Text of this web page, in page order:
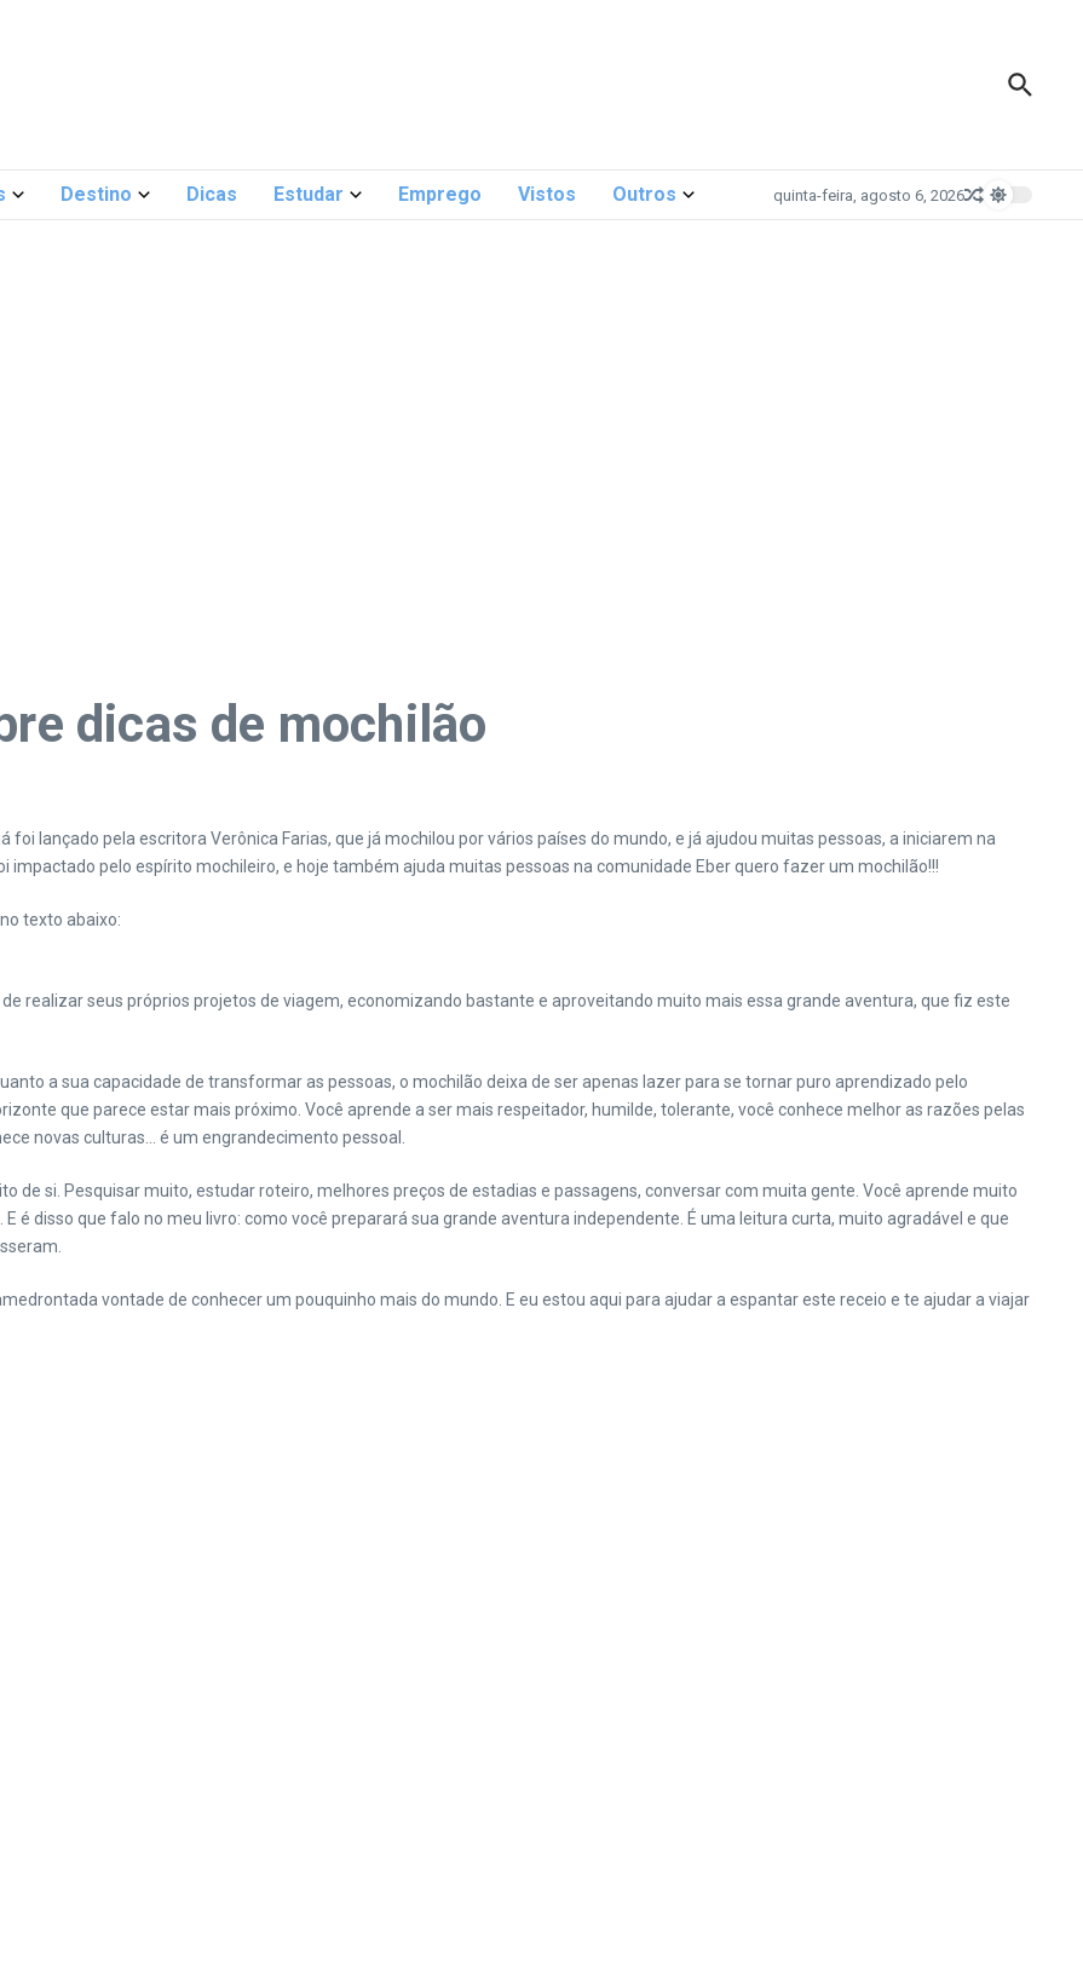
Destino Dicas Estudar Emprego Vistos Outros quinta-feira, agosto 6, 2026
dicas de mochilão
foi lançado pela escritora Verônica Farias, que já mochilou por vários países do mundo, e já ajudou muitas pessoas, a iniciarem na
impactado pelo espírito mochileiro, e hoje também ajuda muitas pessoas na comunidade Eber quero fazer um mochilão!!!
texto abaixo:
realizar seus próprios projetos de viagem, economizando bastante e aproveitando muito mais essa grande aventura, que fiz este
a sua capacidade de transformar as pessoas, o mochilão deixa de ser apenas lazer para se tornar puro aprendizado pelo
que parece estar mais próximo. Você aprende a ser mais respeitador, humilde, tolerante, você conhece melhor as razões pelas
novas culturas… é um engrandecimento pessoal.
de si. Pesquisar muito, estudar roteiro, melhores preços de estadias e passagens, conversar com muita gente. Você aprende muito
é disso que falo no meu livro: como você preparará sua grande aventura independente. É uma leitura curta, muito agradável e que
vontade de conhecer um pouquinho mais do mundo. E eu estou aqui para ajudar a espantar este receio e te ajudar a viajar